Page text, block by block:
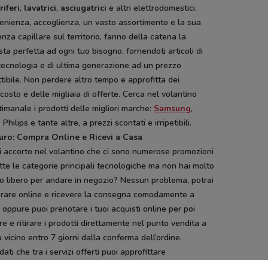
, lavatrici, asciugatrici e altri elettrodomestici.
accoglienza, un vasto assortimento e la sua
capillare sul territorio, fanno della catena la
perfetta ad ogni tuo bisogno, fornendoti articoli di
e di ultima generazione ad un prezzo
Non perdere altro tempo e approfitta dei
e delle migliaia di offerte. Cerca nel volantino
i prodotti delle migliori marche: Samsung,
Philips e tante altre, a prezzi scontati e irripetibili.
Compra Online e Ricevi a Casa
accorto nel volantino che ci sono numerose promozioni
le categorie principali tecnologiche ma non hai molto
libero per andare in negozio? Nessun problema, potrai
online e ricevere la consegna comodamente a
oppure puoi prenotare i tuoi acquisti online per poi
e ritirare i prodotti direttamente nel punto vendita a
vicino entro 7 giorni dalla conferma dell’ordine.
che tra i servizi offerti puoi approfittare